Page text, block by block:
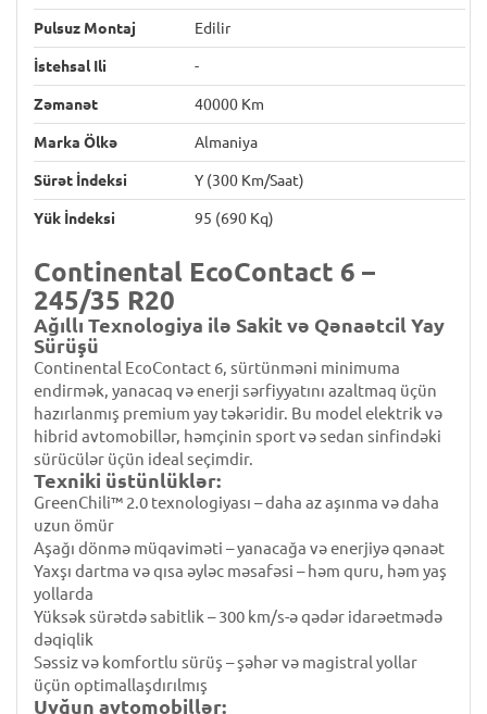
Pulsuz Montaj Edilir
İstehsal Ili -
Zəmanət 40000 Km
Marka Ölkə Almaniya
Sürət İndeksi Y (300 Km/saat)
Yük İndeksi 95 (690 Kq)
Continental EcoContact 6 –
245/35 R20
Ağıllı Texnologiya ilə Sakit və Qənaətcil Yay
Sürüşü
Continental EcoContact 6, sürtünməni minimuma
endirmək, yanacaq və enerji sərfiyyatını azaltmaq üçün
hazırlanmış premium yay təkəridir. Bu model elektrik və
hibrid avtomobillər, həmçinin sport və sedan sinfindəki
sürücülər üçün ideal seçimdir.
Texniki üstünlüklər:
GreenChili™ 2.0 texnologiyası – daha az aşınma və daha
uzun ömür
Aşağı dönmə müqaviməti – yanacağa və enerjiyə qənaət
Yaxşı dartma və qısa əyləc məsafəsi – həm quru, həm yaş
yollarda
Yüksək sürətdə sabitlik – 300 km/s-ə qədər idarəetmədə
dəqiqlik
Səssiz və komfortlu sürüş – şəhər və magistral yollar
üçün optimallaşdırılmış
Uyğun avtomobillər: